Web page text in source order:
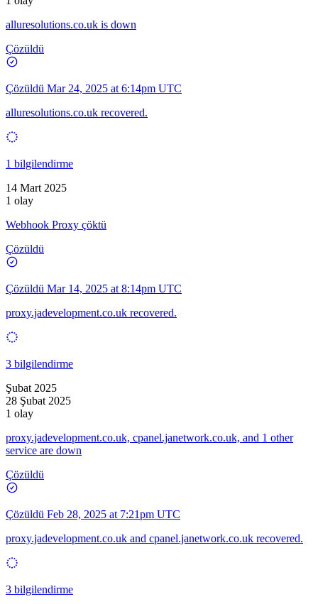
alluresolutions.co.uk is down
Çözüldü
Çözüldü Mar 24, 2025 at 6:14pm UTC
alluresolutions.co.uk recovered.
1 bilgilendirme
14 Mart 2025
1 olay
Webhook Proxy çöktü
Çözüldü
Çözüldü Mar 14, 2025 at 8:14pm UTC
proxy.jadevelopment.co.uk recovered.
3 bilgilendirme
Şubat 2025
28 Şubat 2025
1 olay
proxy.jadevelopment.co.uk, cpanel.janetwork.co.uk, and 1 other
service are down
Çözüldü
Çözüldü Feb 28, 2025 at 7:21pm UTC
proxy.jadevelopment.co.uk and cpanel.janetwork.co.uk recovered.
3 bilgilendirme